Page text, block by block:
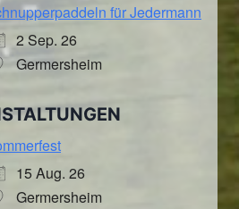
für Jedermann
2 Sep. 26
Germersheim
15 Aug. 26
Germersheim